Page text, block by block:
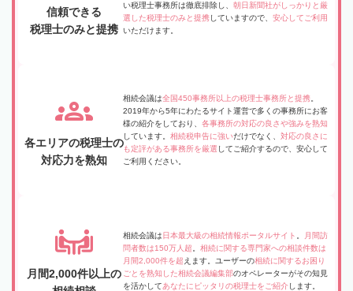
信頼できる
税理士のみと提携
い税理士事務所は徹底排除し、 朝日新聞社がしっかりと厳
選した税理士のみと提携していますので、 安心してご利用
いただけます。
各エリアの税理士の
対応力を熟知
相続会議は全国450事務所以上の税理士事務所と提携
2019年から5年にわたるサイト運営で多くの事務所にお客
様の紹介をしており、 各事務所の対応の良さや強みを熟知
しています。 相続税申告に強いだけでなく、 対応の良さに
も定評がある事務所を厳選 してご紹介するので、安心して
ご利用ください。
月間2,000件以上の
相続会議は 日本最大級の相続情報ポータルサイト
月間訪
問者数は150万人超
相続に関する専門家への相談件数は
月間2,000件を超 えます。ユーザーの相続に関するお困り
ごとを熟知した相続会議編集部のオペレーターがその知見
を活かしてあなたにピッタリの税理士をご紹介 します。